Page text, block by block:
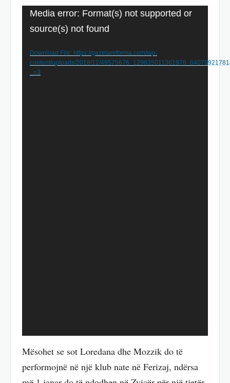
Video
Player
Media error: Format(s) not supported or
source(s) not found
Download File: https://gazetareforma.com/wp-
content/uploads/2018/12/
_=3
Mësohet se sot Loredana dhe Mozzik do të
performojnë në një klub nate në Ferizaj, ndërsa